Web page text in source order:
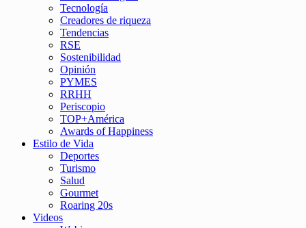
Tecnología
Creadores de riqueza
Tendencias
RSE
Sostenibilidad
Opinión
PYMES
RRHH
Periscopio
TOP+América
Awards of Happiness
Estilo de Vida
Deportes
Turismo
Salud
Gourmet
Roaring 20s
Videos